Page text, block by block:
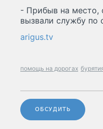
- Пpибыв нa мecтo,
вызвaли cлyжбy пo
arigus.tv
помощь на дорогах
ОБСУДИТЬ